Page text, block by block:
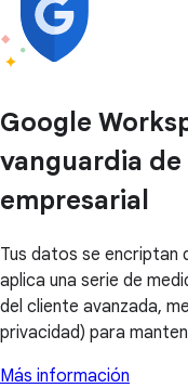
Google
vanguardia
empresarial
Tus datos se encriptan
aplica una serie de
del cliente avanzada,
privacidad) para
Más información